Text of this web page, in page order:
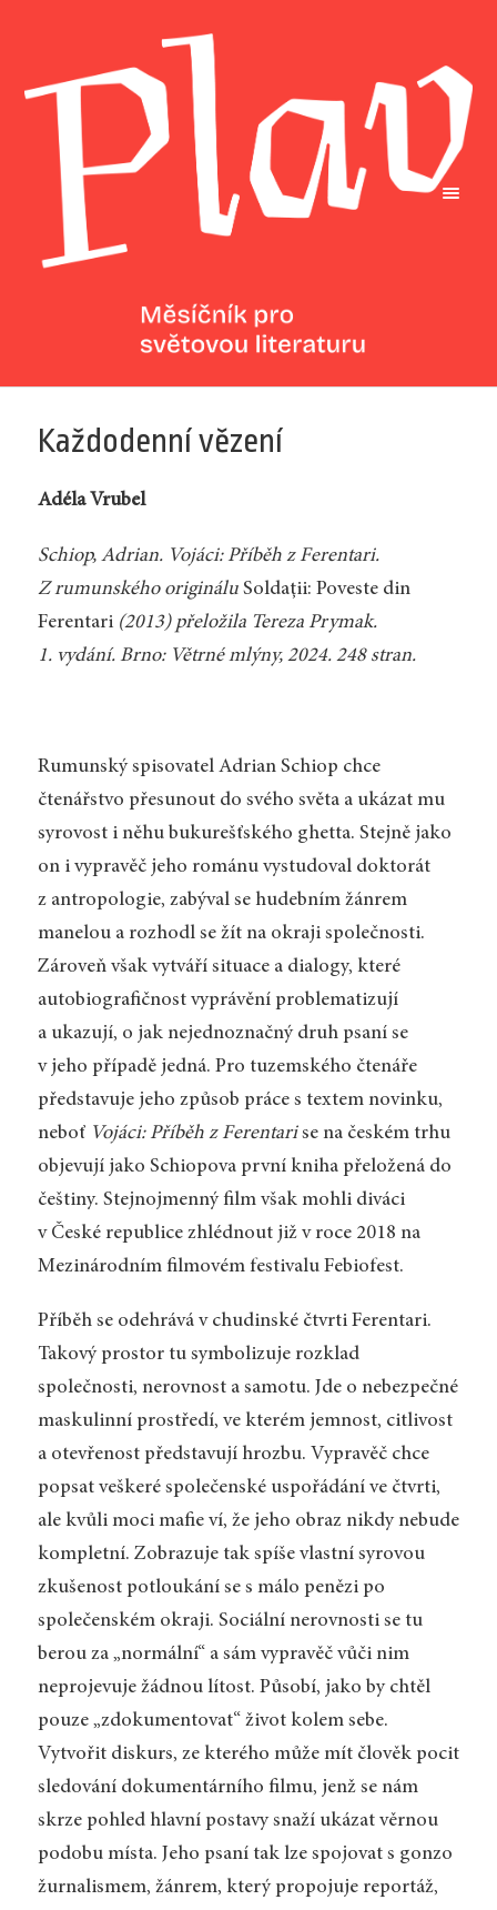
Každodenní vězení
Adéla Vrubel
Schiop, Adrian. Vojáci: Příběh z Ferentari.
Z rumunského originálu Soldații: Poveste din
Ferentari(2013) přeložila Tereza Prymak.
1. vydání. Brno: Větrné mlýny, 2024. 248 stran.
Rumunský spisovatel Adrian Schiop chce
čtenářstvo přesunout do svého světa a ukázat mu
syrovost i něhu bukurešťského ghetta. Stejně jako
on i vypravěč jeho románu vystudoval doktorát
z antropologie, zabýval se hudebním žánrem
manelou a rozhodl se žít na okraji společnosti.
Zároveň však vytváří situace a dialogy, které
autobiografičnost vyprávění problematizují
a ukazují, o jak nejednoznačný druh psaní se
v jeho případě jedná. Pro tuzemského čtenáře
představuje jeho způsob práce s textem novinku,
neboť Vojáci: Příběh z Ferentarise na českém trhu
objevují jako Schiopova první kniha přeložená do
češtiny. Stejnojmenný film však mohli diváci
v České republice zhlédnout již v roce 2018 na
Mezinárodním filmovém festivalu Febiofest.
Příběh se odehrává v chudinské čtvrti Ferentari.
Takový prostor tu symbolizuje rozklad
společnosti, nerovnost a samotu. Jde o nebezpečné
maskulinní prostředí, ve kterém jemnost, citlivost
a otevřenost představují hrozbu. Vypravěč chce
popsat veškeré společenské uspořádání ve čtvrti,
ale kvůli moci mafie ví, že jeho obraz nikdy nebude
kompletní. Zobrazuje tak spíše vlastní syrovou
zkušenost potloukání se s málo penězi po
společenském okraji. So­ciální nerovnosti se tu
berou za „normální“ a sám vypravěč vůči nim
neprojevuje žádnou lítost. Působí, jako by chtěl
pouze „zdokumentovat“ život kolem sebe.
Vytvořit diskurs, ze kterého může mít člověk pocit
sledování dokumentárního filmu, jenž se nám
skrze pohled hlavní postavy snaží ukázat věrnou
podobu místa. Jeho psaní tak lze spojovat s gonzo
žurnalismem, žánrem, který propojuje reportáž,